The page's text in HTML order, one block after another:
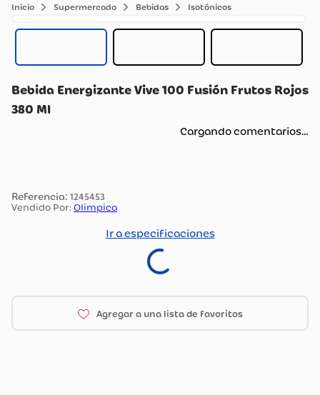
Supermercado Bebidas Isotónicos
Bebida Energizante Vive 100 Fusión Frutos Rojos
380 Ml
Cargando comentarios…
: 1245453
Vendido Por: Olimpica
Ir a especificaciones